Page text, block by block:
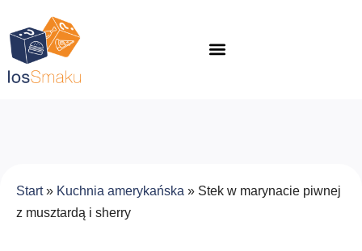
Start» Kuchnia amerykańska » Stek w marynacie piwnej
z musztardą i sherry